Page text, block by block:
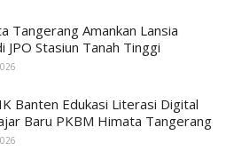
Tangerang Amankan Lansia
JPO Stasiun Tanah Tinggi
Banten Edukasi Literasi Digital
Baru PKBM Himata Tangerang